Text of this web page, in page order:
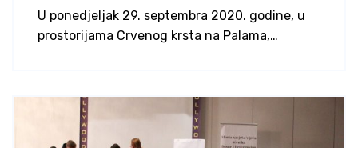
U ponedjeljak 29. septembra 2020. godine, u
prostorijama Crvenog krsta na Palama,…